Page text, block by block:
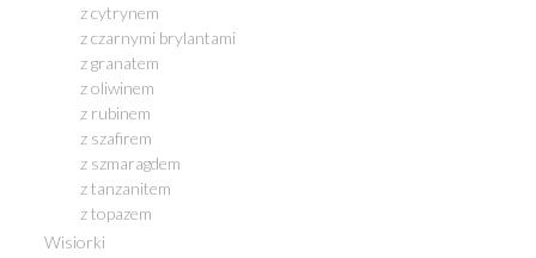
z cytrynem
z czarnymi brylantami
z granatem
z oliwinem
z rubinem
z szafirem
z szmaragdem
z tanzanitem
z topazem
Wisiorki